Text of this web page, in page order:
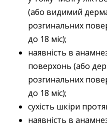
(або видимий
розгинальних
до 18 міс);
наявність в
поверхонь (або
розгинальних
до 18 міс);
сухість шкіри
наявність в